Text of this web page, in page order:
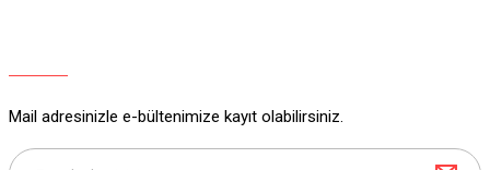
Bu ürüne benzer farklı alternatifler olmalı.
Mail adresinizle e-bültenimize kayıt olabilirsiniz.